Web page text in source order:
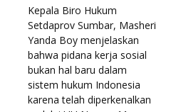
Kepala Biro Hukum
Setdaprov Sumbar, Masheri
Yanda Boy menjelaskan
bahwa pidana kerja sosial
bukan hal baru dalam
sistem hukum Indonesia
karena telah diperkenalkan